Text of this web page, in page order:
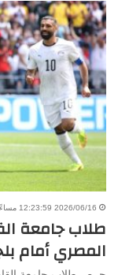
2026/06/16 12:23:59 مساءً
طلاب جامعة
المصري أمام